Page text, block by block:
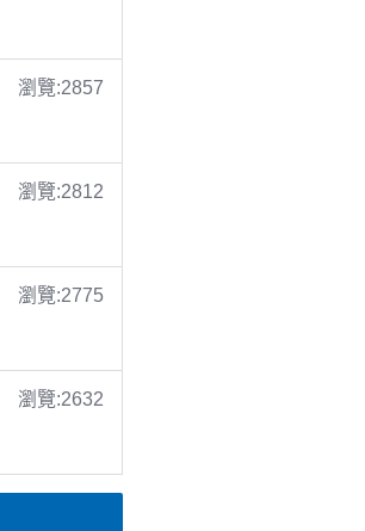
瀏覽:2857
瀏覽:2812
瀏覽:2775
瀏覽:2632